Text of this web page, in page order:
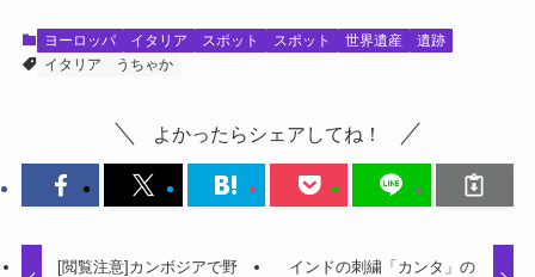
ヨーロッパ イタリア スポット スポット 世界遺産
遺跡
イタリア
うちゃか
よかったらシェアしてね！
[閲覧注意]カンボジアで野
インドの刺繍「カンタ」の